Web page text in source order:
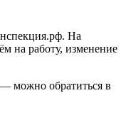
На
на работу, изменение
можно обратиться в